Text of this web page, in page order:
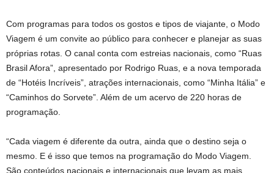
Com programas para todos os gostos e tipos de viajante, o Modo
Viagem é um convite ao público para conhecer e planejar as suas
próprias rotas. O canal conta com estreias nacionais, como “Ruas
Brasil Afora”, apresentado por Rodrigo Ruas, e a nova temporada
de “Hotéis Incríveis”, atrações internacionais, como “Minha Itália” e
“Caminhos do Sorvete”. Além de um acervo de 220 horas de
programação.
“Cada viagem é diferente da outra, ainda que o destino seja o
mesmo. E é isso que temos na programação do Modo Viagem.
São conteúdos nacionais e internacionais que levam as mais